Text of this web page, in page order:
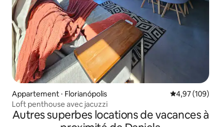
Appartement ⋅ Florianópolis Évaluation
4,97 (109)
Loft penthouse avec jacuzzi
Autres superbes locations de vacances à